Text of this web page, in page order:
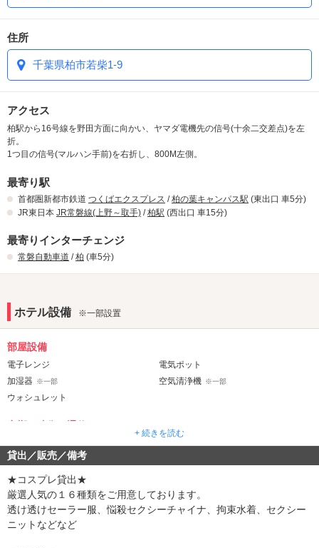
住所
千葉県柏市若柴1-9
アクセス
柏駅から16号線を野田方面に向かい、ヤマダ電機先の信号(十余二交差点)を左
折。
1つ目の信号(マルハン手前)を右折し、800M左側。
最寄り駅
首都圏新都市鉄道 つくばエクスプレス /柏の葉キャンパス駅 (東出口 車5分)
JR東日本 JR常磐線(上野～取手) /柏駅 (西出口 車15分)
最寄りインターチェンジ
常磐自動車道 /柏 (車5分)
ホテル設備 ※一部設置
部屋設備
電子レンジ
電気ポット
加湿器 ※一部 空気清浄機 ※一部
ウォシュレット
VOD
Wi-Fi
Android充電器
※一部
DVDプレーヤー
アメニティ
セレクトシャンプー
+ 続きを読む
貸出／販売／備考
★コスプレ貸出★
厳選人気の１６種類をご用意しております。
透け透けセーラー服、悩殺セクシーチャイナ、拘束水着、セクシー
ニットなどなど